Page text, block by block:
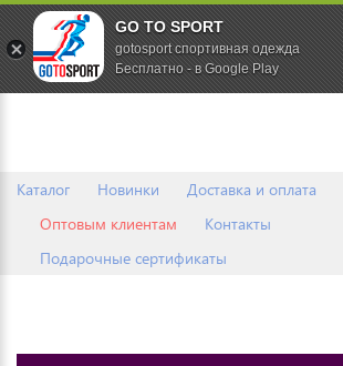
Каталог Новинки Доставка и оплата
Оптовым клиентам
Контакты
Подарочные сертификаты
GO TO SPORT
gotosport спортивная одежда
Бесплатно - в Google Play